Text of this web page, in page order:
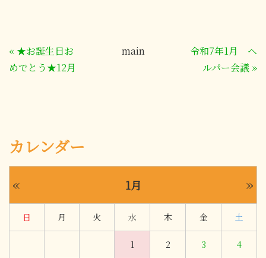
カレンダー
« 1月 »
日 月 火 水 木 金 土
1 2 3 4
« ★お誕生日お
めでとう★12月
main
令和7年1月 ヘ
ルパー会議 »